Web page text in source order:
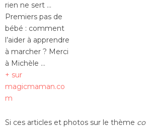
rien ne sert …
Premiers pas de
bébé : comment
l’aider à apprendre
à marcher ? Merci
à Michèle …
+ sur
magicmaman.co
m
Si ces articles et photos sur le thème